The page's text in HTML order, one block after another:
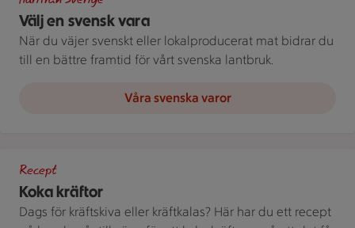
Välj en svensk vara
När du väjer svenskt eller lokalproducerat mat bidrar du
till en bättre framtid för vårt svenska lantbruk.
Våra svenska varor
Koka kräftor
Recept
Dags för kräftskiva eller kräftkalas? Här har du ett recept